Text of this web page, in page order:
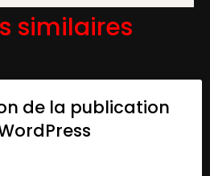
{
4
"n8n-nodes-
similaires
de la publication